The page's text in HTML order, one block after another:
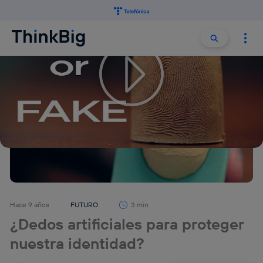
Buscar
Hace 9 años FUTURO 3 min
¿Dedos artificiales para proteger
nuestra identidad?